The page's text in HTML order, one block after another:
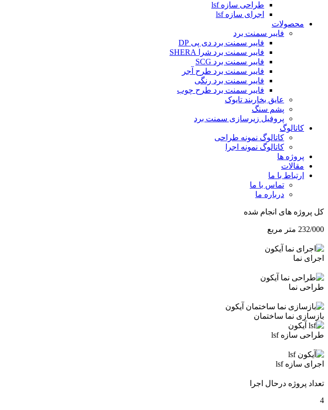
طراحی سازه lsf
اجرای سازه lsf
محصولات
فایبر سمنت برد
فایبر سمنت برد دی پی DP
فایبر سمنت برد شرا SHERA
فایبر سمنت برد SCG
فایبر سمنت برد طرح آجر
فایبر سمنت برد رنگی
فایبر سمنت برد طرح چوب
عایق بخاربند تایوک
پشم سنگ
پروفیل زیرسازی سمنت برد
کاتالوگ
کاتالوگ نمونه طراحی
کاتالوگ نمونه اجرا
پروژه ها
مقالات
ارتباط با ما
تماس با ما
درباره ما
کل پروژه های انجام شده
232/000 متر مربع
اجرای نما
طراحی نما
بازسازی نما ساختمان
طراحی سازه lsf
اجرای سازه lsf
تعداد پروژه درحال اجرا
4